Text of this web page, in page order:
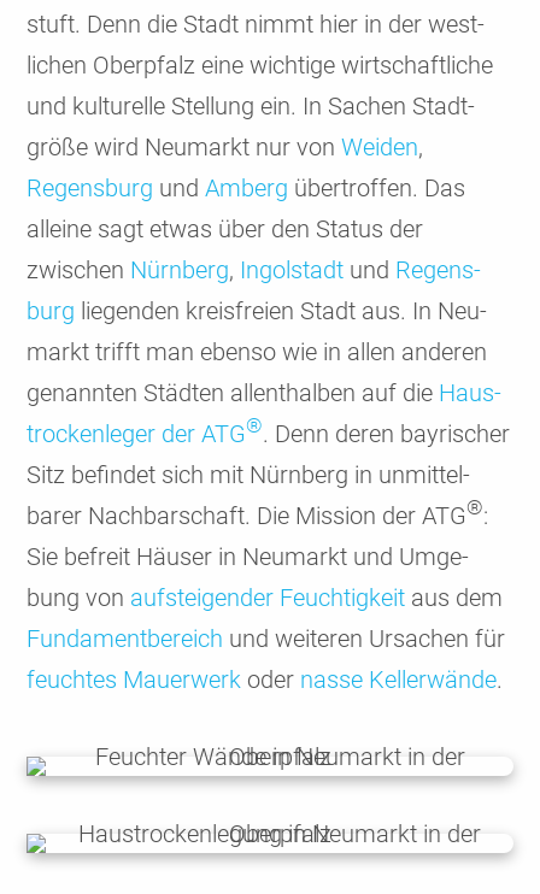
stuft. Denn die Stadt nimmt hier in der west­
lichen Ober­pfalz eine wich­tige wirt­schaft­liche
und kultu­relle Stel­lung ein. In Sachen Stadt­
größe wird Neumarkt nur vonWeiden,
Regens­burg undAmberg über­trof­fen. Das
alleine sagt etwas über den Status der
zwischen Nürn­berg, Ingol­stadt und Regens­
burg liegenden kreis­freien Stadt aus. In Neu­
markt trifft man ebenso wie in allen anderen
genann­ten Städten allent­halben auf die Haus­
trocken­leger der ATG®. Denn deren bayrischer
Sitz befindet sich mit Nürn­berg in unmit­tel­
barer Nach­bar­schaft. Die Mission der ATG®:
Sie befreit Häuser in Neumarkt und Umge­
bung von aufstei­gender Feuch­tig­keit aus dem
Funda­ment­bereich und weiteren Ursachen für
feuchtes Mauer­werk oder nasse Keller­wände.